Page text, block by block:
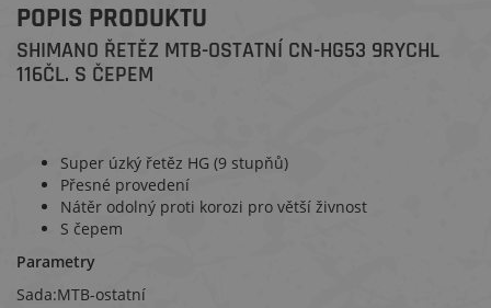
POPIS PRODUKTU
SHIMANO ŘETĚZ MTB-OSTATNÍ CN-HG53 9RYCHL
116ČL. S ČEPEM
Super úzký řetěz HG (9 stupňů)
Přesné provedení
Nátěr odolný proti korozi pro větší živnost
S čepem
Parametry
Sada:MTB-ostatní